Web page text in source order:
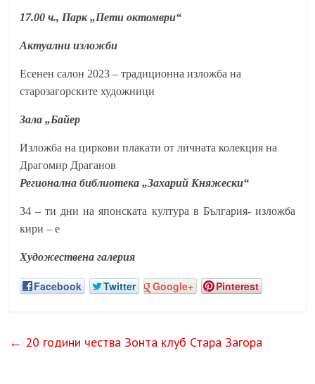
17.00 ч., Парк „Пети октомври“
Актуални изложби
Есенен салон 2023 – традиционна изложба на
старозагорските художници
Зала „Байер
Изложба на циркови плакати от личната колекция на
Драгомир Драганов
Регионална библиотека „Захарий Княжески“
34 – ти дни на японската култура в България- изложба
кири – е
Художествена галерия
Facebook Twitter Google+ Pinterest
← 20 години чества Зонта клуб Стара Загора